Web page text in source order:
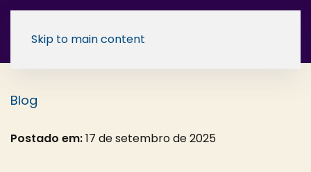
Skip to main content
Blog
Postado em:17 de setembro de 2025